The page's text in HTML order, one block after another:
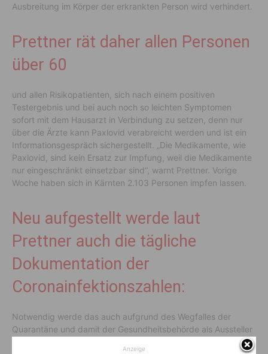
Ausbreitung im Körper der erkrankten Person wird verhindert.
Prettner rät daher allen Personen
über 60
und allen Risikopatienten, sich nach einem positiven
Testergebnis und bei auch noch so leichten Symptomen
sofort mit dem Hausarzt in Verbindung zu setzen, denn nur
über die Ärzte kann Paxlovid verabreicht werden und ist ein
Informationsgespräch sichergestellt. „Die Medikamente, wie
Paxlovid, sind kein Ersatz zur Impfung, weil die Medikamente
nur eingeschränkt einsetzbar sind“, warnt Prettner. Vorige
Woche haben sich in Kärnten 2.103 Personen impfen lassen.
Neu aufgestellt werde laut
Prettner auch die tägliche
Dokumentation der
Coronainfektionszahlen:
Notwendig werde das auch aufgrund des Wegfalles der
Quarantäne und damit der Gesundheitsbehörde als Aussteller
der Absonderungsbescheide. Seit 1. August gilt bekanntlich:
Anzeige